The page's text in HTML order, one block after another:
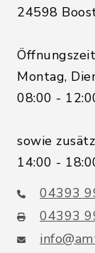
24598
Montag,
08:00 -
sowie
14:00 -
04393
04393